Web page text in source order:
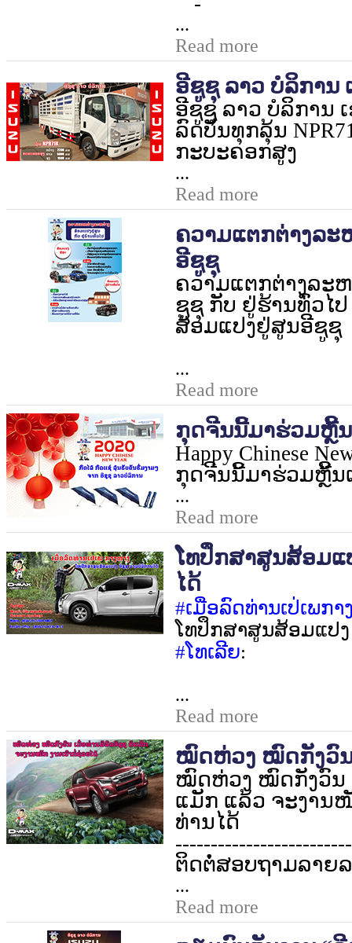
...
Read more
ອີຊູຊຸ ລາວ ບໍລິການ
ອີຊູຊຸ ລາວ ບໍລິການ
ລົດບັນທຸກລຸ້ນ
ກະບະຄອກສູງ
...
Read more
ຄວາມແຕກຕ່າງລະ
ອີຊູຊຸ
ຄວາມແຕກຕ່າງລະ
ຊູຊຸ ກັບ ຢູ່ຮ້ານທົ່ວໄປ
ສ້ອມແປງຢູ່ສູນອີຊູຊຸ
...
Read more
ກຸດຈີນນີ້ມາຮ່ວມຫຼີ້
Happy Chinese
ກຸດຈີນນີ້ມາຮ່ວມຫຼີ້ນ
...
Read more
ໂທປຶກສາສູນສ້ອມແ
ໄດ້
#ເມື່ອລົດທ່ານເປ່ເພກາ
ໂທປຶກສາສູນສ້ອມແປ
#ໂທເລີຍ:
...
Read more
ໝົດຫ່ວງ ໝົດກັງວົ
ໝົດຫ່ວງ ໝົດກັງວົນ
ແມັກ ແລ້ວ ຈະງານ
ທ່ານໄດ້
ຕິດຕໍ່ສອບຖາມລາຍ
...
Read more